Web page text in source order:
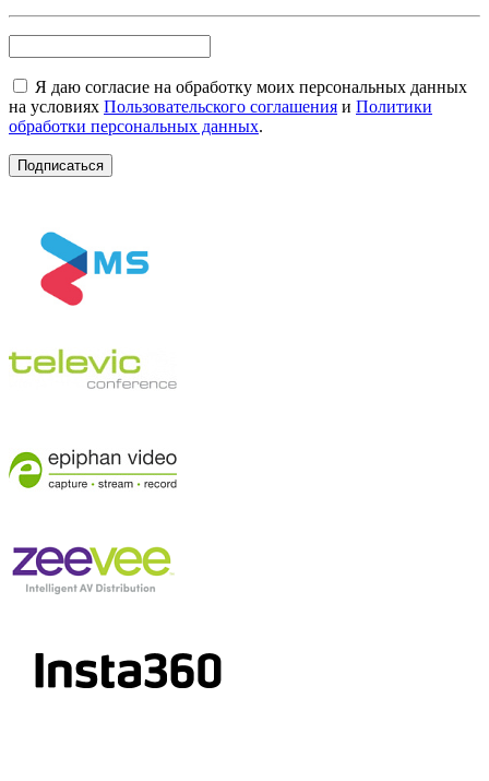
Я даю согласие на обработку моих персональных данных
на условиях Пользовательского соглашения и Политики
обработки персональных данных.